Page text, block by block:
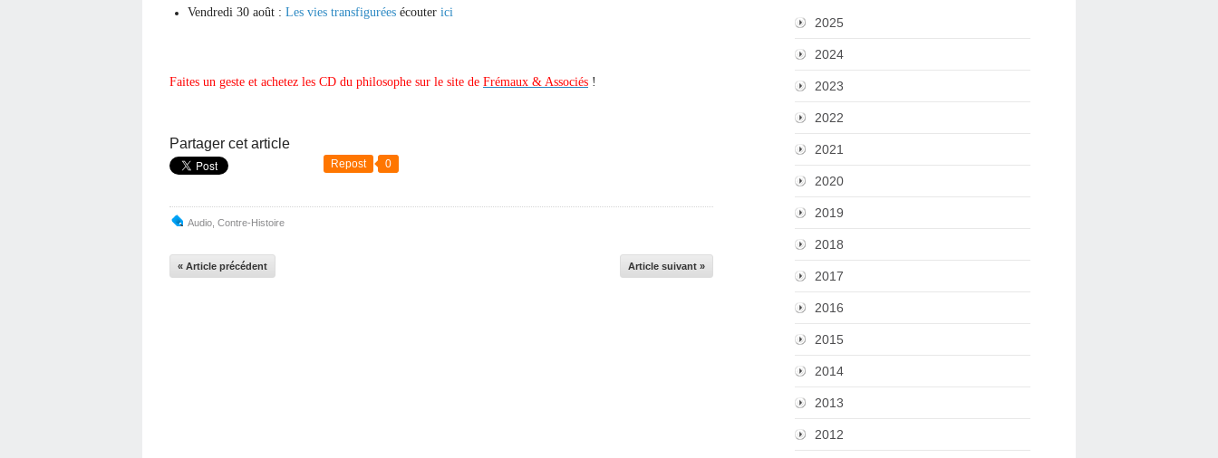
Vendredi 30 août : Les vies transfigurées écouter ici
Faites un geste et achetez les CD du philosophe sur le site de Frémaux & Associés !
Partager cet article
Repost 0
Audio Contre-Histoire
« Article précédent Article suivant »
2025
2024
2023
2022
2021
2020
2019
2018
2017
2016
2015
2014
2013
2012